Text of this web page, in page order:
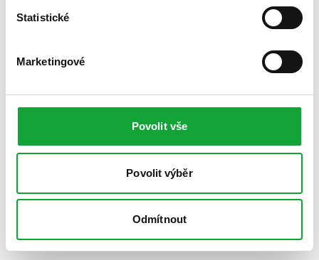
Statistické
Marketingové
Povolit vše
Povolit výběr
Odmítnout